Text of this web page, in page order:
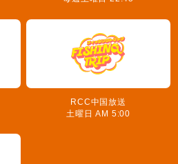
RCC中国放送
土曜日 AM 5:00